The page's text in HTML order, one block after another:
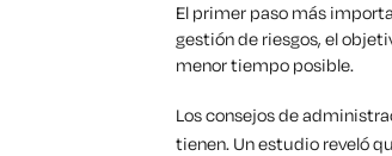
El primer paso más
gestión de riesgos, el
menor tiempo posible.
Los consejos de
tienen. Un estudio reveló